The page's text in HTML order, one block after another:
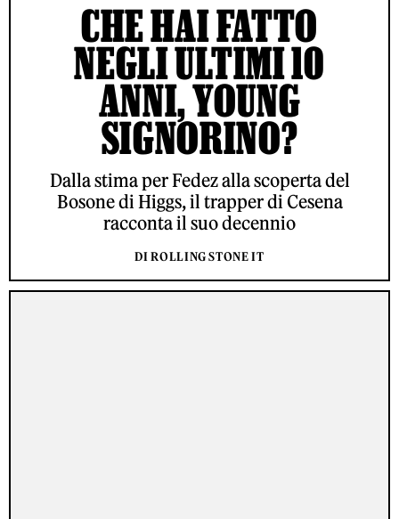
CHE HAI FATTO
NEGLI ULTIMI 10
ANNI, YOUNG
SIGNORINO?
Dalla stima per Fedez alla scoperta del
Bosone di Higgs, il trapper di Cesena
racconta il suo decennio
DI ROLLING STONE IT